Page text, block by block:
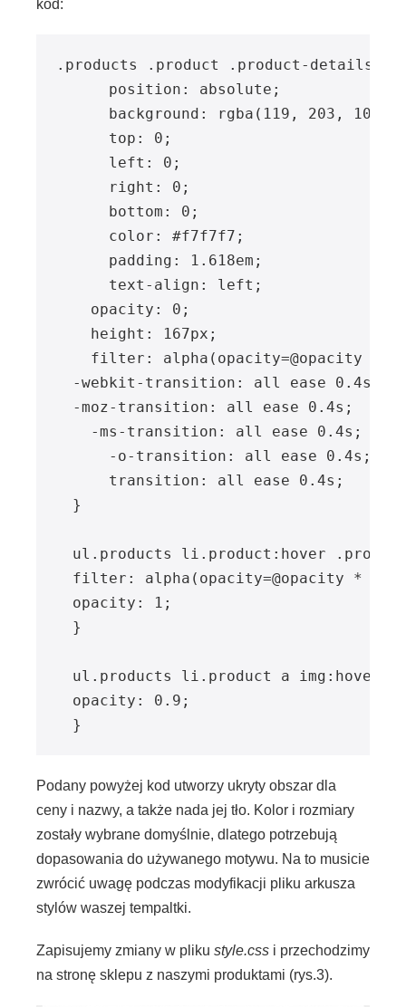
kod:
.products .product .product-details {
      position: absolute;
background: rgba(119, 203, 109,
      top: 0;
      left: 0;
      right: 0;
      bottom: 0;
      color: #f7f7f7;
      padding: 1.618em;
      text-align: left;
    opacity: 0;
    height: 167px;
filter: alpha(opacity=@opacity *
  -webkit-transition: all ease 0.4s;
  -moz-transition: all ease 0.4s;
    -ms-transition: all ease 0.4s;
      -o-transition: all ease 0.4s;
      transition: all ease 0.4s;
  }
ul.products li.product:hover
filter: alpha(opacity=@opacity *
  opacity: 1;
  }
  ul.products li.product a img:hover {
  opacity: 0.9;
  }
Podany powyżej kod utworzy ukryty obszar dla
ceny i nazwy, a także nada jej tło. Kolor i rozmiary
zostały wybrane domyślnie, dlatego potrzebują
dopasowania do używanego motywu. Na to musicie
zwrócić uwagę podczas modyfikacji pliku arkusza
stylów waszej tempaltki.
Zapisujemy zmiany w pliku style.css i przechodzimy
na stronę sklepu z naszymi produktami (rys.3).